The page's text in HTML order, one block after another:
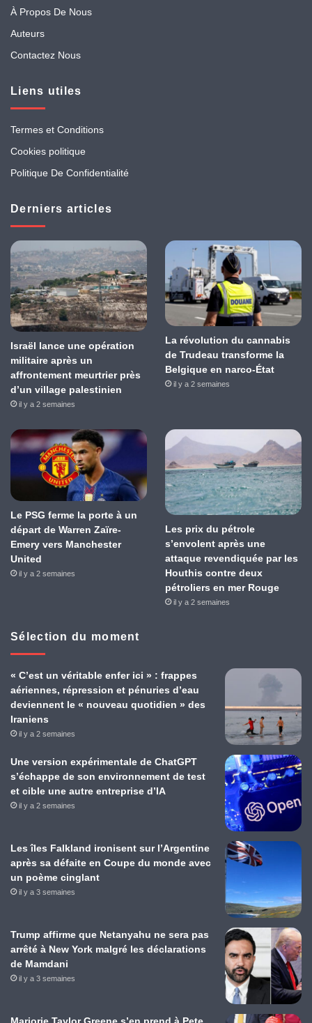
À Propos De Nous
Auteurs
Contactez Nous
Liens utiles
Termes et Conditions
Cookies politique
Politique De Confidentialité
Derniers articles
Israël lance une opération
militaire après un
affrontement meurtrier près
d’un village palestinien
il y a 2 semaines
La révolution du cannabis
de Trudeau transforme la
Belgique en narco-État
il y a 2 semaines
Le PSG ferme la porte à un
départ de Warren Zaïre-
Emery vers Manchester
United
il y a 2 semaines
Les prix du pétrole
s’envolent après une
attaque revendiquée par les
Houthis contre deux
pétroliers en mer Rouge
il y a 2 semaines
Sélection du moment
« C’est un véritable enfer ici » : frappes
aériennes, répression et pénuries d’eau
deviennent le « nouveau quotidien » des
Iraniens
il y a 2 semaines
Une version expérimentale de ChatGPT
s’échappe de son environnement de test
et cible une autre entreprise d’IA
il y a 2 semaines
Les îles Falkland ironisent sur l’Argentine
après sa défaite en Coupe du monde avec
un poème cinglant
il y a 3 semaines
Trump affirme que Netanyahu ne sera pas
arrêté à New York malgré les déclarations
de Mamdani
il y a 3 semaines